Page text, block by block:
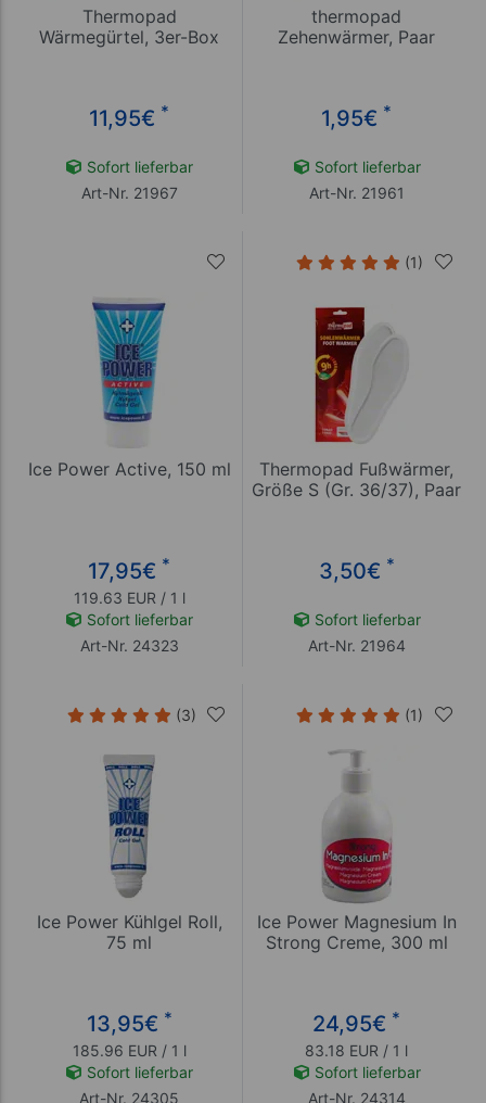
Thermopad
Wärmegürtel, 3er-Box
11,95€ *
Sofort lieferbar
Art-Nr. 21967
thermopad
Zehenwärmer, Paar
1,95€ *
Sofort lieferbar
Art-Nr. 21961
Ice Power Active, 150 ml
17,95€ *
119.63 EUR / 1 l
Sofort lieferbar
Art-Nr. 24323
(1)
Thermopad Fußwärmer,
Größe S (Gr. 36/37), Paar
3,50€ *
Sofort lieferbar
Art-Nr. 21964
(3)
Ice Power Kühlgel Roll,
75 ml
13,95€ *
185.96 EUR / 1 l
Sofort lieferbar
Art-Nr. 24305
(1)
Ice Power Magnesium In
Strong Creme, 300 ml
24,95€ *
83.18 EUR / 1 l
Sofort lieferbar
Art-Nr. 24314